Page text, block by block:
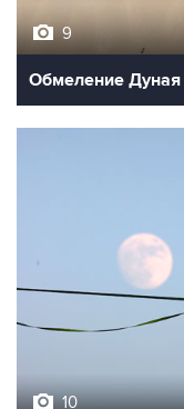
Обмеление Дуная
Лучшие фото